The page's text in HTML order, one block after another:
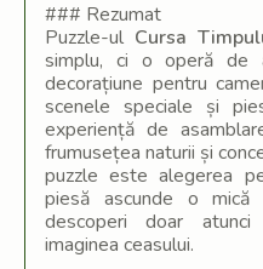
### Rezumat
Puzzle-ul Cursa
simplu, ci o operă de
decorațiune pentru
scenele speciale și
experiență de
frumusețea naturii și
puzzle este alegerea
piesă ascunde o
descoperi doar
imaginea ceasului.